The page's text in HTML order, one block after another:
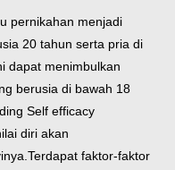
pernikahan menjadi
20 tahun serta pria di
dapat menimbulkan
berusia di bawah 18
Self efficacy
diri akan
faktor-faktor